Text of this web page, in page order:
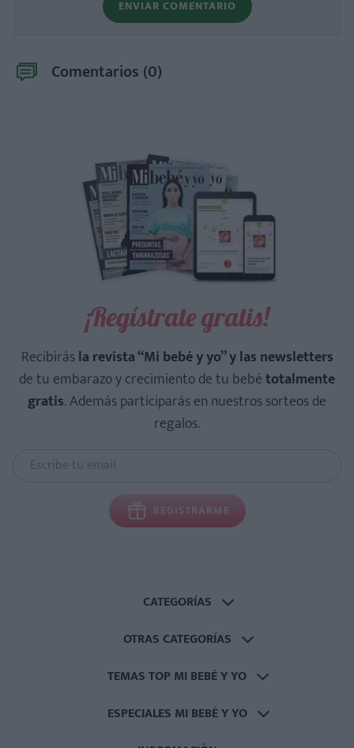
ENVIAR COMENTARIO
Comentarios (0)
¡Regístrate gratis!
Recibirásla revista “Mi bebé y yo” y las newsletters
de tu embarazo y crecimiento de tu bebétotalmente
gratis. Además participarás en nuestros sorteos de
regalos.
REGISTRARME
CATEGORÍAS
OTRAS CATEGORÍAS
TEMAS TOP MI BEBÉ Y YO
ESPECIALES MI BEBÉ Y YO